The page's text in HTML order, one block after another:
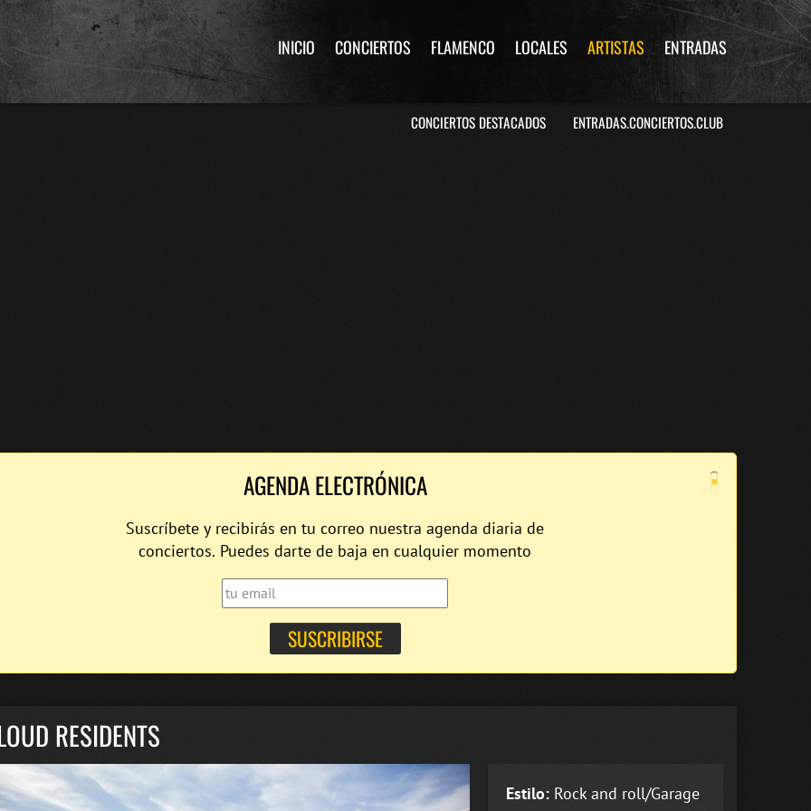
INICIO CONCIERTOS FLAMENCO LOCALES ARTISTAS ENTRADAS
CONCIERTOS DESTACADOS ENTRADAS.CONCIERTOS.CLUB
×
AGENDA ELECTRÓNICA
Suscríbete y recibirás en tu correo nuestra agenda diaria de
conciertos. Puedes darte de baja en cualquier momento
RESIDENTS
Estilo: Rock and roll/Garage